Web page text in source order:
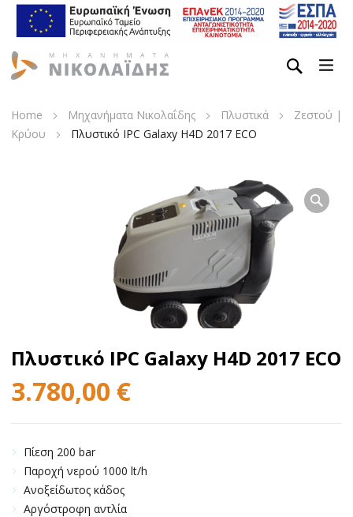
Home Μηχανήματα Νικολαΐδης Πλυστικά
Ζεστού |
Κρύου
Πλυστικό IPC Galaxy H4D 2017 ECO
Πλυστικό IPC Galaxy H4D 2017 ECO
3.780,00 €
Πίεση 200 bar
Παροχή νερού 1000 lt/h
Ανοξείδωτος κάδος
Αργόστροφη αντλία